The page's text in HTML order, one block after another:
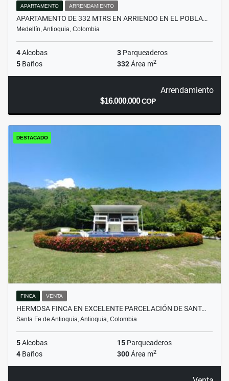
APARTAMENTO ARRENDAMIENTO
APARTAMENTO DE 332 MTRS EN ARRIENDO EN EL POBLA…
Medellín, Antioquia, Colombia
4Alcobas 3 Parqueaderos
5 Baños 332Área m2
Arrendamiento
$16.000.000COP
DESTACADO
FINCA VENTA
HERMOSA FINCA EN EXCELENTE PARCELACIÓN DE SANT…
Santa Fe de Antioquia, Antioquia, Colombia
5Alcobas 15 Parqueaderos
4 Baños 300Área m2